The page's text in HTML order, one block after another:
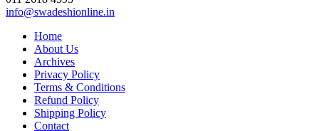
info@swadeshionline.in
Home
About Us
Archives
Privacy Policy
Terms & Conditions
Refund Policy
Shipping Policy
Contact